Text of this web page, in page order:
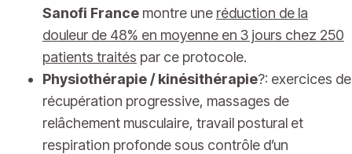
Sanofi France montre une réduction de la
douleur de 48% en moyenne en 3 jours chez 250
patients traités par ce protocole.
Physiothérapie / kinésithérapie?: exercices de
récupération progressive, massages de
relâchement musculaire, travail postural et
respiration profonde sous contrôle d’un